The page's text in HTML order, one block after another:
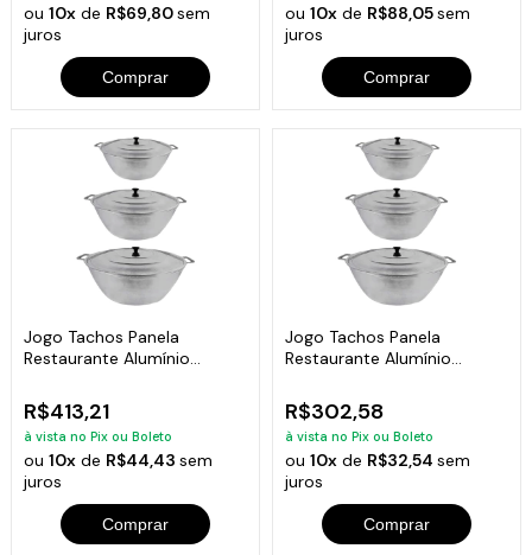
ou10x de R$69,80sem
juros
Comprar
ou 10xde R$88,05sem
juros
Comprar
Jogo Tachos Panela
Restaurante Alumínio
R$413,21
à vista no Pix ou Boleto
ou10x de R$44,43sem
juros
Comprar
Jogo Tachos Panela
Restaurante Alumínio
R$302,58
à vista no Pix ou Boleto
ou 10xde R$32,54 sem
juros
Comprar